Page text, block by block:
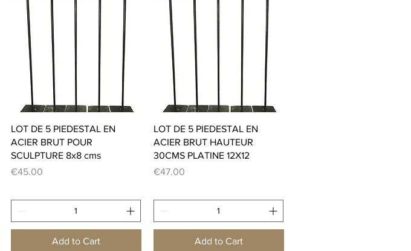
Quick View
LOT DE 5 PIEDESTAL EN
ACIER BRUT POUR
SCULPTURE 8x8 cms
Price
€45.00
Add to Cart
Quick View
LOT DE 5 PIEDESTAL EN
ACIER BRUT HAUTEUR
30CMS PLATINE 12X12
Price
€47.00
Add to Cart